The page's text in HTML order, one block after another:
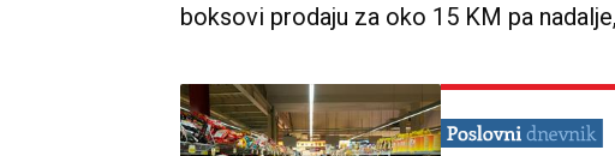
boksovi prodaju za oko 15 KM pa